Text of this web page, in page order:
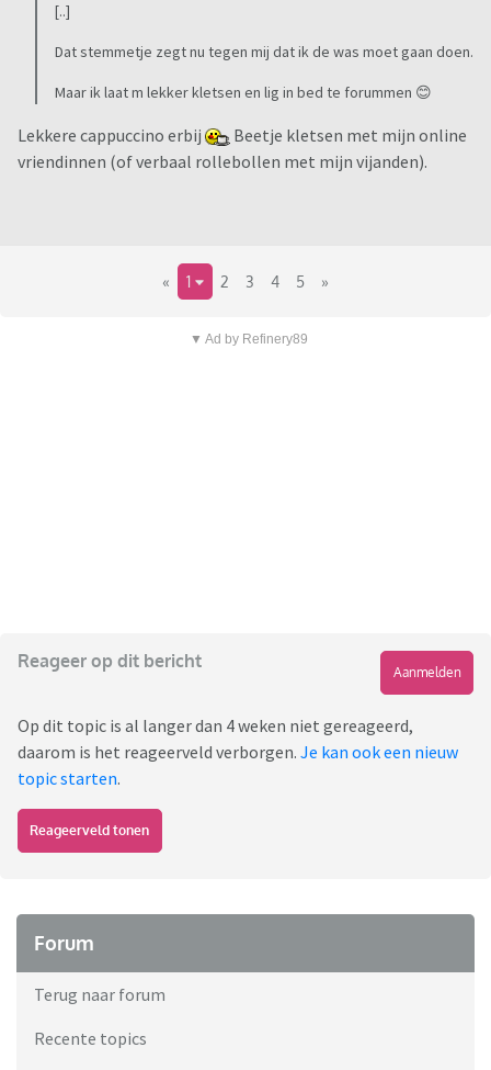
[..]
Dat stemmetje zegt nu tegen mij dat ik de was moet gaan doen.
Maar ik laat m lekker kletsen en lig in bed te forummen 😊
Lekkere cappuccino erbij
Beetje kletsen met mijn online
vriendinnen (of verbaal rollebollen met mijn vijanden).
« 1 2 3 4 5 »
▼ Ad by Refinery89
Reageer op dit bericht
Aanmelden
Op dit topic is al langer dan 4 weken niet gereageerd,
daarom is het reageerveld verborgen. Je kan ook een nieuw
topic starten.
Reageerveld tonen
Forum
Terug naar forum
Recente topics